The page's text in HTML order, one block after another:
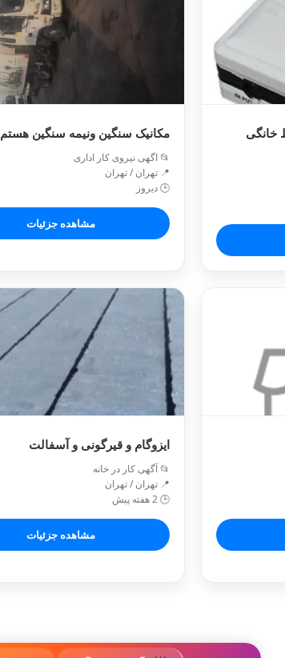
خانگی
مکانیک سنگین ونیمه سنگین هستم
📂 اگهی نیروی کار اداری
📍 تهران / تهران
🕒 دیروز
مشاهده جزئیات
ایزوگام و قیرگونی و آسفالت
📂 آگهی کار در خانه
📍 تهران / تهران
🕒 2 هفته پیش
مشاهده جزئیات